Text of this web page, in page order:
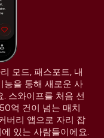
모드, 패스포트, 내
능을 통해 새로운 사
스와이프를 처음 선
억 건이 넘는 매치
버리 앱으로 자리 잡
있는 사람들이에요.